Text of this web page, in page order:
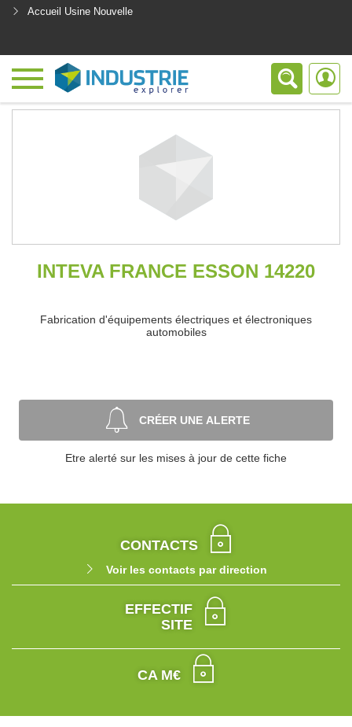
Accueil Usine Nouvelle
INTEVA FRANCE ESSON 14220
Fabrication d'équipements électriques et électroniques
automobiles
CRÉER UNE ALERTE
Etre alerté sur les mises à jour de cette fiche
CONTACTS
Voir les contacts par direction
EFFECTIF
SITE
CA M€